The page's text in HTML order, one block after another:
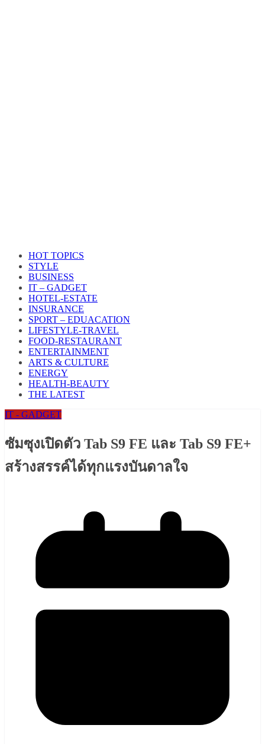
HOT TOPICS
STYLE
BUSINESS
IT – GADGET
HOTEL-ESTATE
INSURANCE
SPORT – EDUACATION
LIFESTYLE​-TRAVEL​
FOOD-RESTAURANT
ENTERTAINMENT
ARTS & CULTURE
ENERGY
HEALTH​-BEAUTY
THE LATEST
IT - GADGET
ซัมซุงเปิดตัว Tab S9 FE และ Tab S9 FE+
สร้างสรรค์ได้ทุกแรงบันดาลใจ